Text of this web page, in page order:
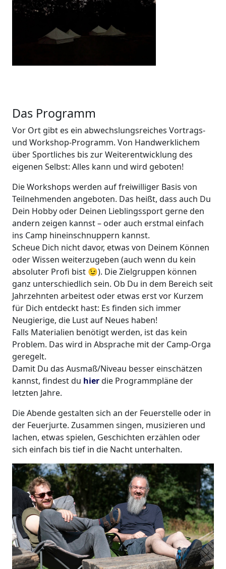
Das Programm
Vor Ort gibt es ein abwechslungsreiches Vortrags-
und Workshop-Programm. Von Handwerklichem
über Sportliches bis zur Weiterentwicklung des
eigenen Selbst: Alles kann und wird geboten!
Die Workshops werden auf freiwilliger Basis von
Teilnehmenden angeboten. Das heißt, dass auch Du
Dein Hobby oder Deinen Lieblingssport gerne den
andern zeigen kannst – oder auch erstmal einfach
ins Camp hineinschnuppern kannst.
Scheue Dich nicht davor, etwas von Deinem Können
oder Wissen weiterzugeben (auch wenn du kein
absoluter Profi bist 😉). Die Zielgruppen können
ganz unterschiedlich sein. Ob Du in dem Bereich seit
Jahrzehnten arbeitest oder etwas erst vor Kurzem
für Dich entdeckt hast: Es finden sich immer
Neugierige, die Lust auf Neues haben!
Falls Materialien benötigt werden, ist das kein
Problem. Das wird in Absprache mit der Camp-Orga
geregelt.
Damit Du das Ausmaß/Niveau besser einschätzen
kannst, findest du hierdie Programmpläne der
letzten Jahre.
Die Abende gestalten sich an der Feuerstelle oder in
der Feuerjurte. Zusammen singen, musizieren und
lachen, etwas spielen, Geschichten erzählen oder
sich einfach bis tief in die Nacht unterhalten.